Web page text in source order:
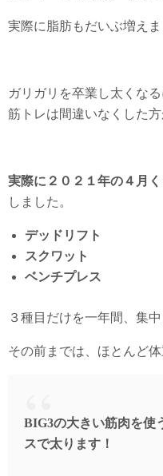
実際に脂肪もだいぶ増え
ガリガリを卒業し太くな
筋トレは間違いなくした方
実際に２０２１年の４月
しました。
デッドリフト
スクワット
ベンチプレス
３種目だけを一年間、集中
その前までは、ほとんど
BIG3の大きい筋肉を使
スで太ります！